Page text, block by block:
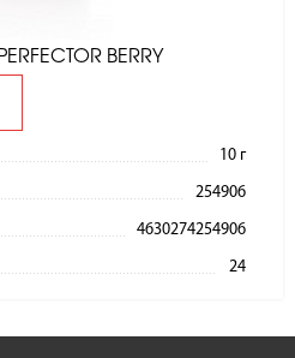
BERRY
10 г
254906
4630274254906
24